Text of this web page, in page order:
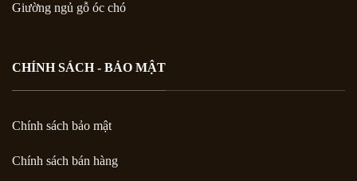
Giường ngủ gỗ óc chó
CHÍNH SÁCH - BẢO MẬT
Chính sách bảo mật
Chính sách bán hàng